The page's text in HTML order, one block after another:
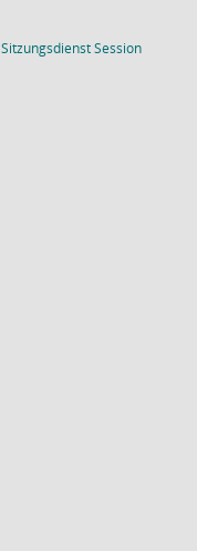
SitzungsdienstSession(Wird in